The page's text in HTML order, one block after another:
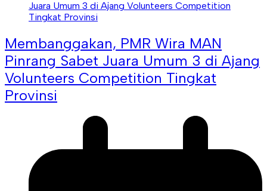
Membanggakan, PMR Wira MAN
Pinrang Sabet Juara Umum 3 di Ajang
Volunteers Competition Tingkat
Provinsi